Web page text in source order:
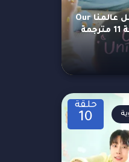
مشاهدة مسلسل عالمنا Our
حلقة
10